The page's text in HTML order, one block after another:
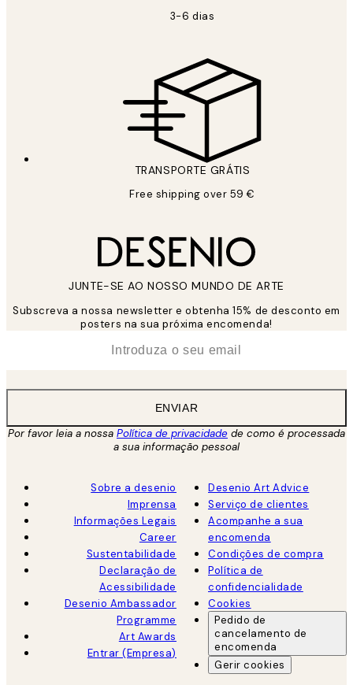
3-6 dias
TRANSPORTE GRÁTIS
Free shipping over 59 €
JUNTE-SE AO NOSSO MUNDO DE ARTE
Subscreva a nossa newsletter e obtenha 15% de desconto em
posters na sua próxima encomenda!
ENVIAR
Por favor leia a nossa Política de privacidade de como é processada
a sua informação pessoal
Sobre a desenio
Imprensa
Informações Legais
Career
Sustentabilidade
Declaração de
Acessibilidade
Desenio Ambassador
Programme
Art Awards
Entrar (Empresa)
Desenio Art Advice
Serviço de clientes
Acompanhe a sua
encomenda
Condições de compra
Política de
confidencialidade
Cookies
Pedido de
cancelamento de
encomenda
Gerir cookies